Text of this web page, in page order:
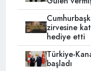
zirvesine
hediye etti
Türkiye-
başladı